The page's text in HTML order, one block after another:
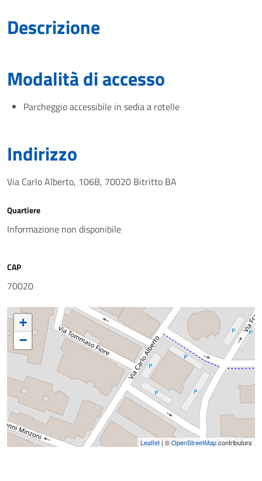
Descrizione
Modalità di accesso
Parcheggio accessibile in sedia a rotelle
Indirizzo
Via Carlo Alberto, 106B, 70020 Bitritto BA
Quartiere
Informazione non disponibile
CAP
70020
+
−
Leaflet | ©OpenStreetMapcontributors